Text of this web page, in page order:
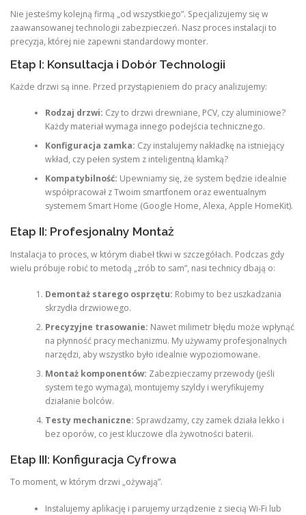
Nie jesteśmy kolejną firmą „od wszystkiego”. Specjalizujemy się w
zaawansowanej technologii zabezpieczeń. Nasz proces instalacji to
precyzja, której nie zapewni standardowy monter.
Etap I: Konsultacja i Dobór Technologii
Każde drzwi są inne. Przed przystąpieniem do pracy analizujemy:
Rodzaj drzwi: Czy to drzwi drewniane, PCV, czy aluminiowe?
Każdy materiał wymaga innego podejścia technicznego.
Konfiguracja zamka: Czy instalujemy nakładkę na istniejący
wkład, czy pełen system z inteligentną klamką?
Kompatybilność: Upewniamy się, że system będzie idealnie
współpracował z Twoim smartfonem oraz ewentualnym
systemem Smart Home (Google Home, Alexa, Apple HomeKit).
Etap II: Profesjonalny Montaż
Instalacja to proces, w którym diabeł tkwi w szczegółach. Podczas gdy
wielu próbuje robić to metodą „zrób to sam”, nasi technicy dbają o:
Demontaż starego osprzętu: Robimy to bez uszkadzania
skrzydła drzwiowego.
Precyzyjne trasowanie: Nawet milimetr błędu może wpłynąć
na płynność pracy mechanizmu. My używamy profesjonalnych
narzędzi, aby wszystko było idealnie wypoziomowane.
Montaż komponentów: Zabezpieczamy przewody (jeśli
system tego wymaga), montujemy szyldy i weryfikujemy
działanie bolców.
Testy mechaniczne: Sprawdzamy, czy zamek działa lekko i
bez oporów, co jest kluczowe dla żywotności baterii.
Etap III: Konfiguracja Cyfrowa
To moment, w którym drzwi „ożywają”.
Instalujemy aplikację i parujemy urządzenie z siecią Wi-Fi lub